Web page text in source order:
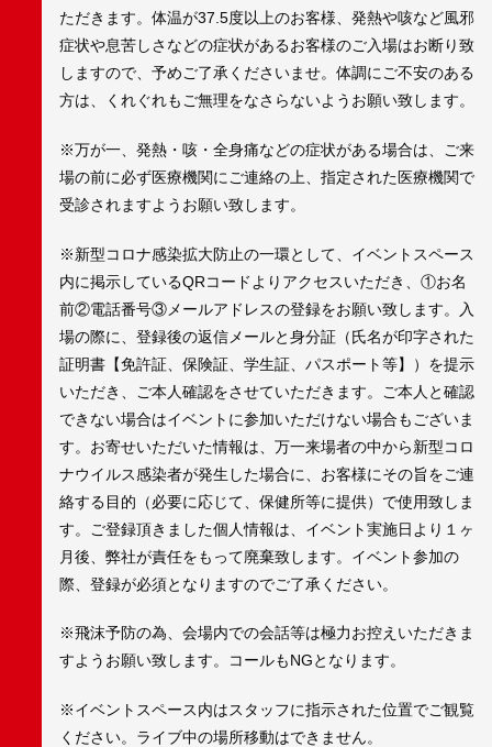
ただきます。体温が37.5度以上のお客様、発熱や咳など風邪
症状や息苦しさなどの症状があるお客様のご入場はお断り致
しますので、予めご了承くださいませ。体調にご不安のある
方は、くれぐれもご無理をなさらないようお願い致します。
※万が一、発熱・咳・全身痛などの症状がある場合は、ご来
場の前に必ず医療機関にご連絡の上、指定された医療機関で
受診されますようお願い致します。
※新型コロナ感染拡大防止の一環として、イベントスペース
内に掲示しているQRコードよりアクセスいただき、①お名
前②電話番号③メールアドレスの登録をお願い致します。入
場の際に、登録後の返信メールと身分証（氏名が印字された
証明書【免許証、保険証、学生証、パスポート等】）を提示
いただき、ご本人確認をさせていただきます。ご本人と確認
できない場合はイベントに参加いただけない場合もございま
す。お寄せいただいた情報は、万一来場者の中から新型コロ
ナウイルス感染者が発生した場合に、お客様にその旨をご連
絡する目的（必要に応じて、保健所等に提供）で使用致しま
す。ご登録頂きました個人情報は、イベント実施日より１ヶ
月後、弊社が責任をもって廃棄致します。イベント参加の
際、登録が必須となりますのでご了承ください。
※飛沫予防の為、会場内での会話等は極力お控えいただきま
すようお願い致します。コールもNGとなります。
※イベントスペース内はスタッフに指示された位置でご観覧
ください。ライブ中の場所移動はできません。